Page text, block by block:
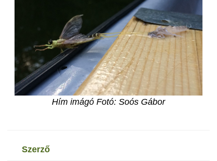
Hím imágó Fotó: Soós Gábor
szerző